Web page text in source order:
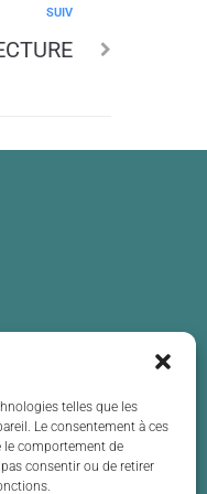
telles que les
Le consentement à ces
le comportement de
consentir ou de retirer
SUIV